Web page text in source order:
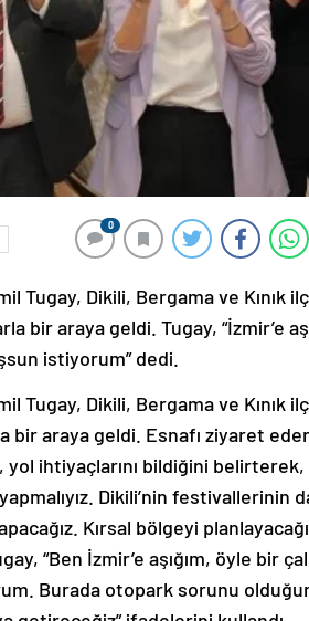
0
Tugay, Dikili, Bergama ve Kınık
bir araya geldi. Tugay, “İzmir’e
istiyorum” dedi.
Tugay, Dikili, Bergama ve Kınık
araya geldi. Esnafı ziyaret
ihtiyaçlarını bildiğini belirterek,
Dikili’nin festivallerinin
Kırsal bölgeyi
“Ben İzmir’e aşığım, öyle bir
Burada otopark sorunu